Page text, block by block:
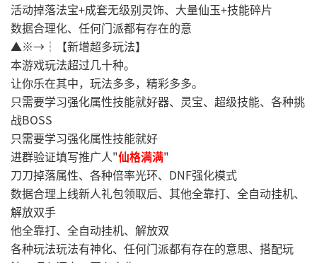
活动掉落法宝+成套无级别灵饰、大量仙玉+技能碎片
数据合理化、任何门派都有存在的意
▲※→┆【新增超多玩法】
本游戏玩法超过几十种。
让你乐在其中，玩法多多，精彩多多。
只需要学习强化属性技能就好器、灵宝、超级技能、各种挑
战BOSS
只需要学习强化属性技能就好
进群验证填写推广人"仙格满满"
刀刀掉落属性、各种倍率光环、DNF强化模式
数据合理上线新人礼包领取后、其他全靠打、全自动挂机、
解放双手
他全靠打、全自动挂机、解放双
各种玩法玩法有神化、任何门派都有存在的意思、搭配玩